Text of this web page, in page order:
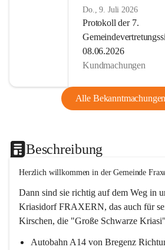
Do., 9. Juli 2026
Protokoll der 7.
08.06.2026
Kundmachungen
Alle
Beschreibung
Herzlich willkommen in der Gemeinde
Dann sind sie richtig auf dem Weg in
Kriasidorf FRAXERN, das auch für
Kirschen, die "Große Schwarze
Autobahn A14 von Bregenz